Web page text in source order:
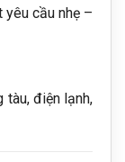
yêu cầu nhẹ –
tàu, điện lạnh,